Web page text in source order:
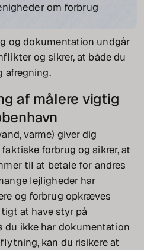
om forbrug
og dokumentation undgår
og sikrer, at både du
afregning.
af målere vigtig
varme) giver dig
forbrug og sikrer, at
til at betale for andres
lejligheder har
og forbrug opkræves
at have styr på
du ikke har dokumentation
kan du risikere at